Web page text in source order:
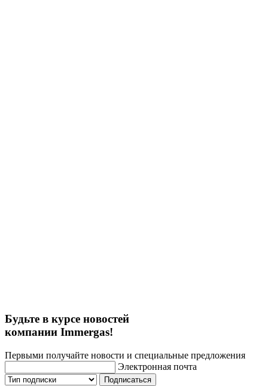
Будьте в курсе новостей
компании Immergas!
Первыми получайте новости и специальные предложения
Электронная почта
Подписаться